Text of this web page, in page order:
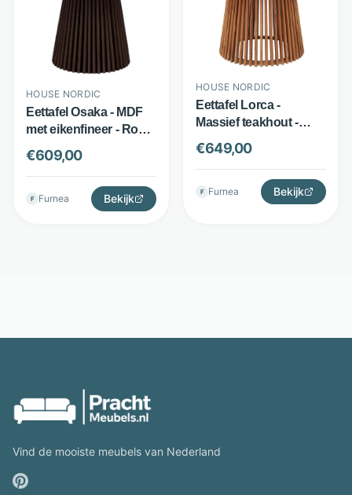
HOUSE NORDIC
Eettafel Osaka - MDF
met eikenfineer - Rond
Ø120 cm - Gerookt
eiken - House Nordic
€609,00
F Furnea Bekijk
HOUSE NORDIC
Eettafel Lorca -
Massief teakhout -
Rond Ø120 cm - Bruin
naturel - House Nordic
€649,00
F Furnea Bekijk
Vind de mooiste meubels van Nederland